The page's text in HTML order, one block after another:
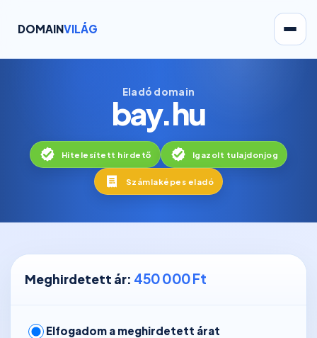
DOMAINVILÁG
Eladó domain
bay.hu
Hitelesített hirdető Igazolt tulajdonjog
Számlaképes eladó
Meghirdetett ár: 450 000 Ft
Elfogadom a meghirdetett árat